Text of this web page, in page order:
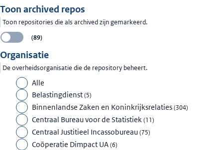
Toon archived repos
Toon repositories die als archived zijn gemarkeerd.
(89)
Uit
Organisatie
De overheidsorganisatie die de repository beheert.
Alle
Belastingdienst(5)
Binnenlandse Zaken en Koninkrijksrelaties(304)
Centraal Bureau voor de Statistiek(11)
Centraal Justitieel Incassobureau(75)
Coöperatie Dimpact UA(6)